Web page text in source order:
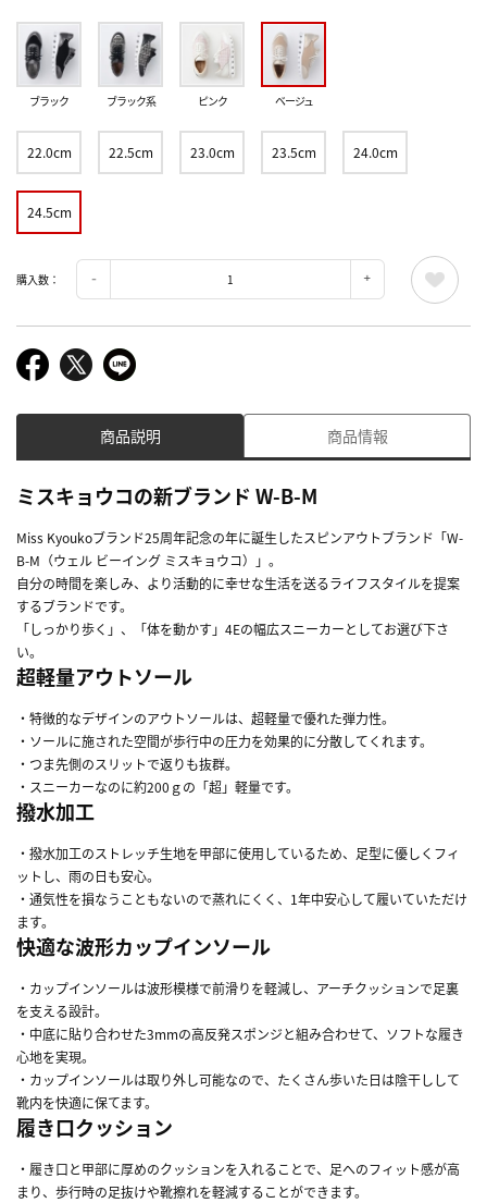
ブラック ブラック系 ピンク ベージュ
22.0cm 22.5cm 23.0cm 23.5cm 24.0cm
24.5cm
購入数：
商品説明 商品情報
ミスキョウコの新ブランド W-B-M
Miss Kyoukoブランド25周年記念の年に誕生したスピンアウトブランド「W-
B-M（ウェル ビーイング ミスキョウコ）」。
自分の時間を楽しみ、より活動的に幸せな生活を送るライフスタイルを提案
するブランドです。
「しっかり歩く」、「体を動かす」4Eの幅広スニーカーとしてお選び下さ
い。
超軽量アウトソール
・特徴的なデザインのアウトソールは、超軽量で優れた弾力性。
・ソールに施された空間が歩行中の圧力を効果的に分散してくれます。
・つま先側のスリットで返りも抜群。
・スニーカーなのに約200ｇの「超」軽量です。
撥水加工
・撥水加工のストレッチ生地を甲部に使用しているため、足型に優しくフィ
ットし、雨の日も安心。
・通気性を損なうこともないので蒸れにくく、1年中安心して履いていただけ
ます。
快適な波形カップインソール
・カップインソールは波形模様で前滑りを軽減し、アーチクッションで足裏
を支える設計。
・中底に貼り合わせた3mmの高反発スポンジと組み合わせて、ソフトな履き
心地を実現。
・カップインソールは取り外し可能なので、たくさん歩いた日は陰干しして
靴内を快適に保てます。
履き口クッション
・履き口と甲部に厚めのクッションを入れることで、足へのフィット感が高
まり、歩行時の足抜けや靴擦れを軽減することができます。